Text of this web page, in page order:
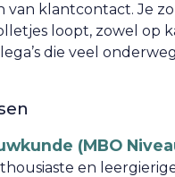
van klantcontact. Je
loopt, zowel op
die veel
(MBO
en